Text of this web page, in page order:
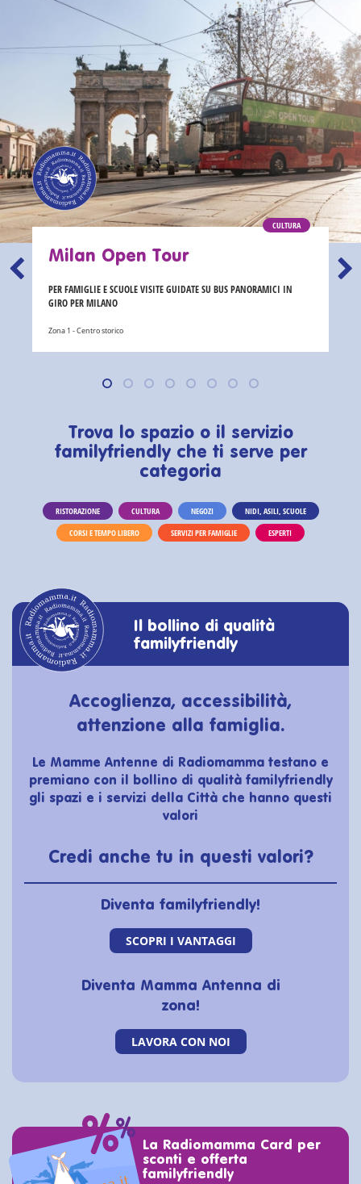
CULTURA
Milan Open Tour
PER FAMIGLIE E SCUOLE VISITE GUIDATE SU BUS PANORAMICI IN
GIRO PER MILANO
Zona 1 - Centro storico
Trova lo spazio o il servizio
familyfriendly che ti serve per
categoria
RISTORAZIONE CULTURA NEGOZI
NIDI, ASILI, SCUOLE
CORSI E TEMPO LIBERO
SERVIZI PER FAMIGLIE ESPERTI
Il bollino di qualità
familyfriendly
Accoglienza, accessibilità,
attenzione alla famiglia.
Le Mamme Antenne di Radiomamma testano e
premiano con il bollino di qualità familyfriendly
gli spazi e i servizi della Città che hanno questi
valori
Credi anche tu in questi valori?
Diventa familyfriendly!
SCOPRI I VANTAGGI
Diventa Mamma Antenna di
zona!
LAVORA CON NOI
La Radiomamma Card per
sconti e offerta
familyfriendly